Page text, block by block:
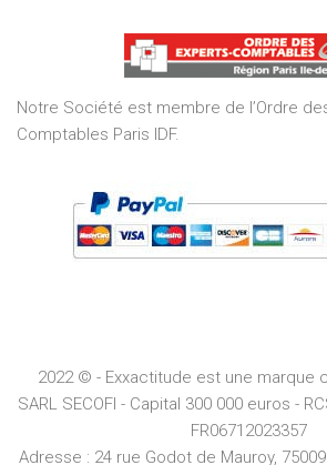
of
5
Notre Société est membre de l’Ordre
Comptables Paris IDF.
2022 © - Exxactitude est une marque
SARL SECOFI - Capital 300 000 euros -
FR06712023357
Adresse : 24 rue Godot de Mauroy,